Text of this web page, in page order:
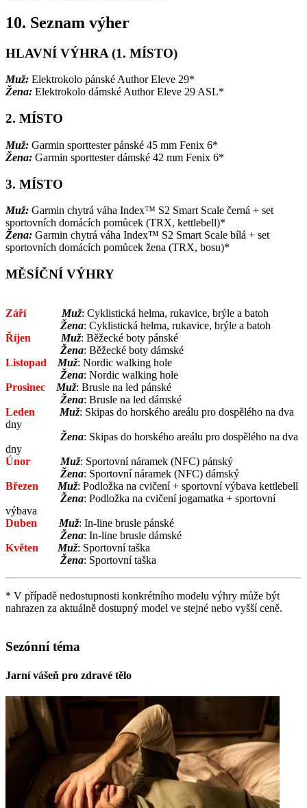
10. Seznam výher
HLAVNÍ VÝHRA (1. MÍSTO)
Muž: Elektrokolo pánské Author Eleve 29*
Žena: Elektrokolo dámské Author Eleve 29 ASL*
2. MÍSTO
Muž: Garmin sporttester pánské 45 mm Fenix 6*
Žena: Garmin sporttester dámské 42 mm Fenix 6*
3. MÍSTO
Muž: Garmin chytrá váha Index™ S2 Smart Scale černá + set
sportovních domácích pomůcek (TRX, kettlebell)*
Žena: Garmin chytrá váha Index™ S2 Smart Scale bílá + set
sportovních domácích pomůcek žena (TRX, bosu)*
MĚSÍČNÍ VÝHRY
Září Muž: Cyklistická helma, rukavice, brýle a batoh
Žena: Cyklistická helma, rukavice, brýle a batoh
Říjen
Muž: Běžecké boty pánské
Žena: Běžecké boty dámské
Listopad
Muž: Nordic walking hole
Žena: Nordic walking hole
Prosinec
Muž: Brusle na led pánské
Žena: Brusle na led dámské
Leden
Muž: Skipas do horského areálu pro dospělého na dva
dny
Žena: Skipas do horského areálu pro dospělého na dva
dny
Únor
Muž: Sportovní náramek (NFC) pánský
Žena: Sportovní náramek (NFC) dámský
Březen
Muž: Podložka na cvičení + sportovní výbava kettlebell
Žena: Podložka na cvičení jogamatka + sportovní
výbava
Duben
Muž: In-line brusle pánské
Žena: In-line brusle dámské
Květen
Muž: Sportovní taška
Žena: Sportovní taška
* V případě nedostupnosti konkrétního modelu výhry může být
nahrazen za aktuálně dostupný model ve stejné nebo vyšší ceně.
Sezónní téma
Jarní vášeň pro zdravé tělo